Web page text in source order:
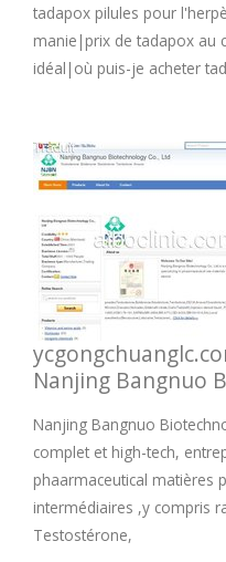
tadapox pilules pour
manie|prix de tadapox au
idéal|où puis-je acheter
Nanjing Bangnuo
Nanjing Bangnuo
complet et high-tech,
phaarmaceutical matières
intermédiaires ,y compris
Testostérone,